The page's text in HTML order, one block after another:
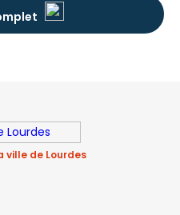
ville de Lourdes